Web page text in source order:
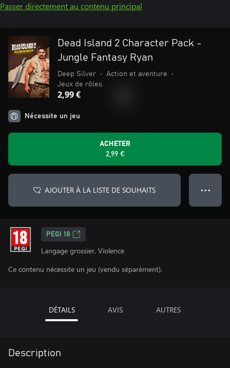
Passer directement au contenu principal
Dead Island 2 Character Pack -
Jungle Fantasy Ryan
Deep Silver • Action et aventure
•
Jeux de rôles
2,99 €
Nécessite un jeu
ACHETER
2,99 €
AJOUTER À LA LISTE DE SOUHAITS ● ● ●
PEGI 18
Langage grossier, Violence
Ce contenu nécessite un jeu (vendu séparément).
DÉTAILS AVIS AUTRES
Description